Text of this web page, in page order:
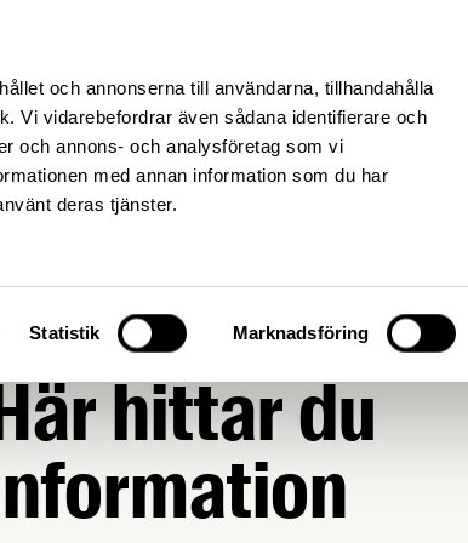
och annonserna till användarna, tillhandahålla
Vi vidarebefordrar även sådana identifierare och
och annons- och analysföretag som vi
med annan information som du har
deras tjänster.
Statistik Marknadsföring
hittar du